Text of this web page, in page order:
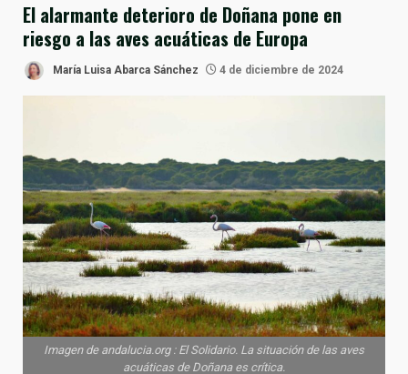
El alarmante deterioro de Doñana pone en
riesgo a las aves acuáticas de Europa
María Luisa Abarca Sánchez 4 de diciembre de 2024
Imagen de andalucia.org : El Solidario. La situación de las aves
acuáticas de Doñana es crítica.